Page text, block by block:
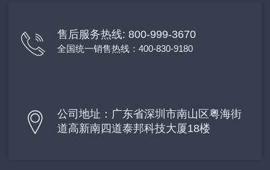
售后服务热线: 800-999-3670
全国统一销售热线：400-830-9180
公司地址：广东省深圳市南山区粤海街
道高新南四道泰邦科技大厦18楼